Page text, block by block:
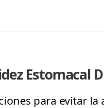
Estomacal
para evitar la